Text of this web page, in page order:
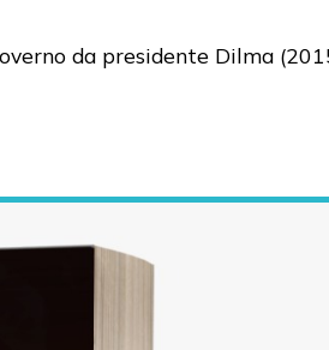
da presidente Dilma